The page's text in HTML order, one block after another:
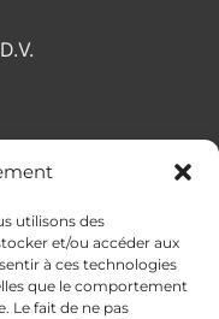
utilisons des
et/ou accéder aux
à ces technologies
que le comportement
Le fait de ne pas